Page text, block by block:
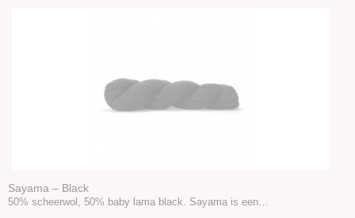
Boeken en Patronen
Sayama – Black
50% scheerwol, 50% baby lama black. Sayama is een…